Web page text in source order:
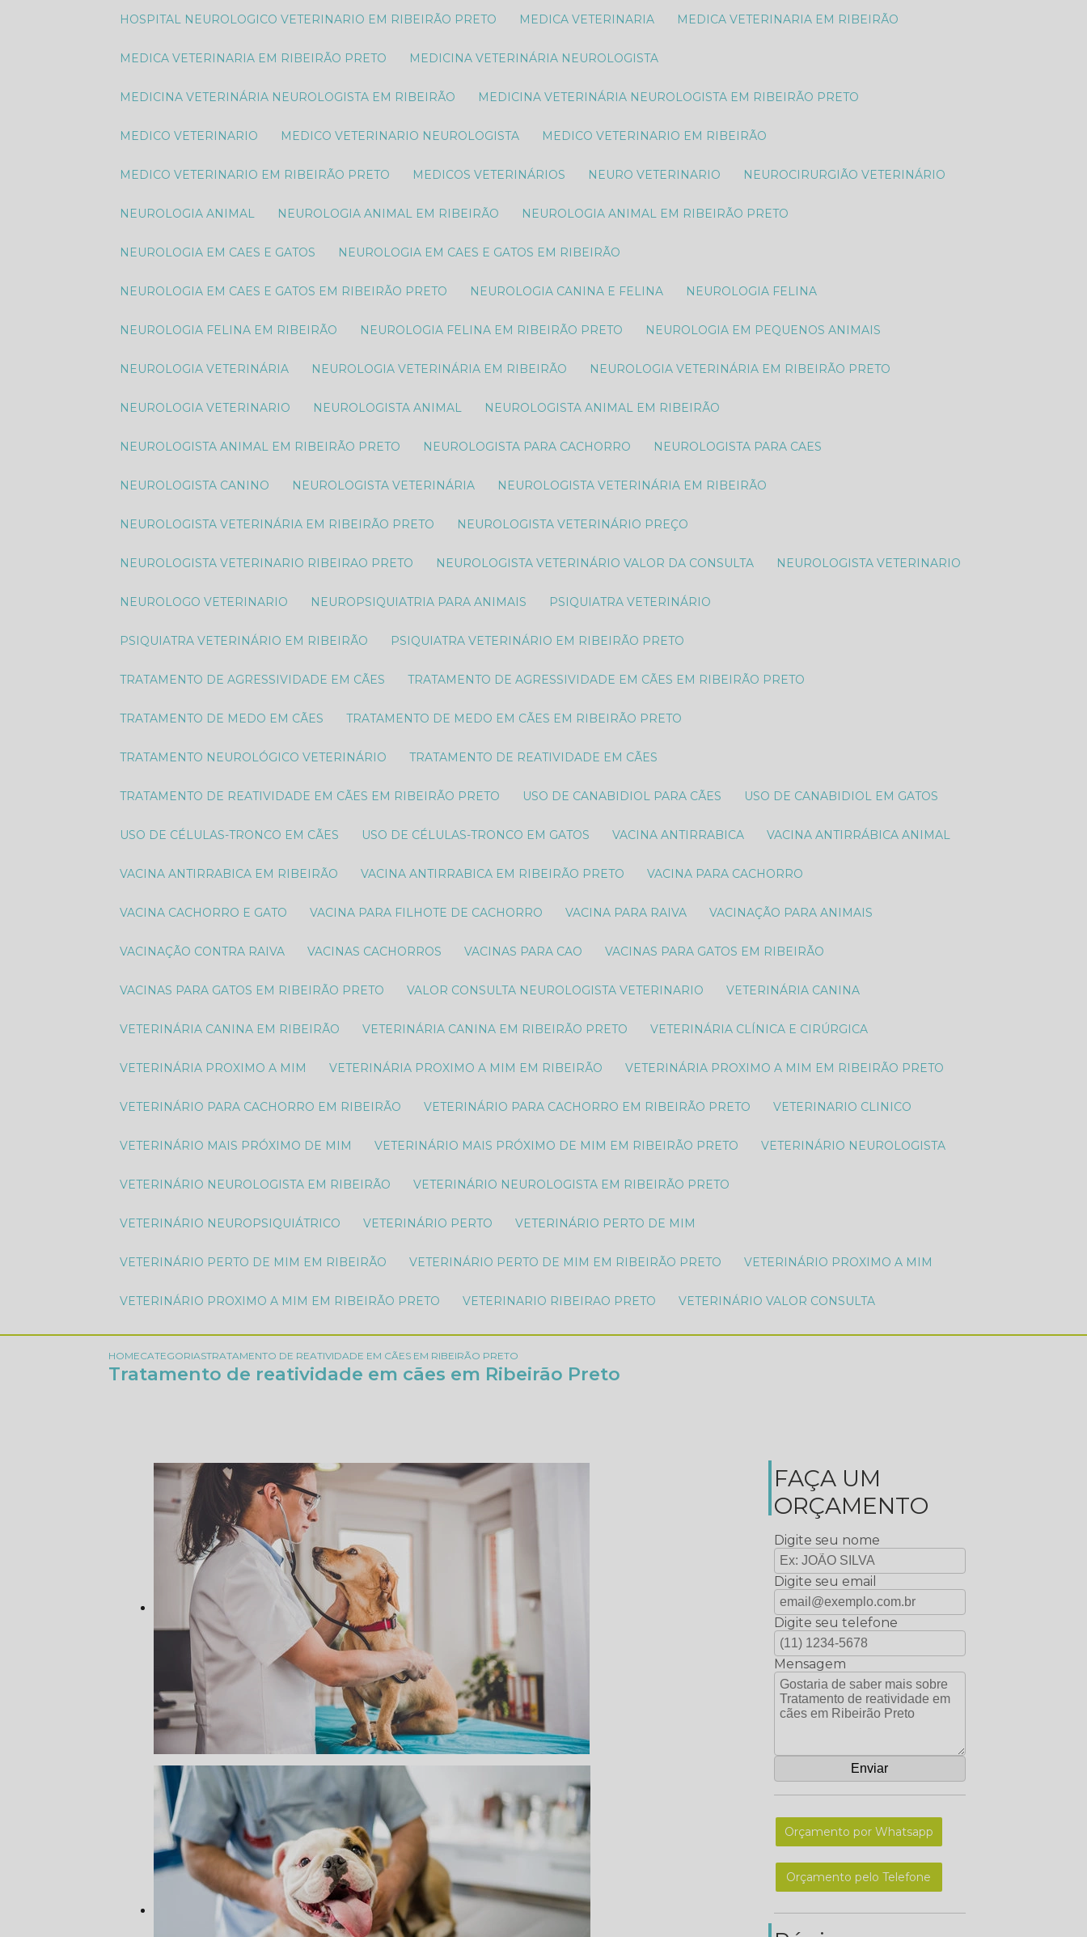
HOSPITAL NEUROLOGICO VETERINARIO EM RIBEIRÃO PRETO MEDICA VETERINARIA MEDICA VETERINARIA EM RIBEIRÃO
MEDICA VETERINARIA EM RIBEIRÃO PRETO MEDICINA VETERINÁRIA NEUROLOGISTA
MEDICINA VETERINÁRIA NEUROLOGISTA EM RIBEIRÃO MEDICINA VETERINÁRIA NEUROLOGISTA EM RIBEIRÃO PRETO
MEDICO VETERINARIO MEDICO VETERINARIO NEUROLOGISTA MEDICO VETERINARIO EM RIBEIRÃO
MEDICO VETERINARIO EM RIBEIRÃO PRETO MEDICOS VETERINÁRIOS NEURO VETERINARIO NEUROCIRURGIÃO VETERINÁRIO
NEUROLOGIA ANIMAL​ NEUROLOGIA ANIMAL​ EM RIBEIRÃO NEUROLOGIA ANIMAL​ EM RIBEIRÃO PRETO
NEUROLOGIA EM CAES E GATOS NEUROLOGIA EM CAES E GATOS EM RIBEIRÃO
NEUROLOGIA EM CAES E GATOS EM RIBEIRÃO PRETO NEUROLOGIA CANINA E FELINA NEUROLOGIA FELINA
NEUROLOGIA FELINA EM RIBEIRÃO NEUROLOGIA FELINA EM RIBEIRÃO PRETO NEUROLOGIA EM PEQUENOS ANIMAIS
NEUROLOGIA VETERINÁRIA NEUROLOGIA VETERINÁRIA EM RIBEIRÃO NEUROLOGIA VETERINÁRIA EM RIBEIRÃO PRETO
NEUROLOGIA VETERINARIO NEUROLOGISTA ANIMAL​ NEUROLOGISTA ANIMAL​ EM RIBEIRÃO
NEUROLOGISTA ANIMAL​ EM RIBEIRÃO PRETO NEUROLOGISTA PARA CACHORRO NEUROLOGISTA PARA CAES
NEUROLOGISTA CANINO NEUROLOGISTA VETERINÁRIA NEUROLOGISTA VETERINÁRIA EM RIBEIRÃO
NEUROLOGISTA VETERINÁRIA EM RIBEIRÃO PRETO NEUROLOGISTA VETERINÁRIO PREÇO
NEUROLOGISTA VETERINARIO RIBEIRAO PRETO​ NEUROLOGISTA VETERINÁRIO VALOR DA CONSULTA NEUROLOGISTA VETERINARIO​
NEUROLOGO VETERINARIO NEUROPSIQUIATRIA PARA ANIMAIS PSIQUIATRA VETERINÁRIO
PSIQUIATRA VETERINÁRIO EM RIBEIRÃO PSIQUIATRA VETERINÁRIO EM RIBEIRÃO PRETO
TRATAMENTO DE AGRESSIVIDADE EM CÃES TRATAMENTO DE AGRESSIVIDADE EM CÃES EM RIBEIRÃO PRETO
TRATAMENTO DE MEDO EM CÃES TRATAMENTO DE MEDO EM CÃES EM RIBEIRÃO PRETO
TRATAMENTO NEUROLÓGICO VETERINÁRIO TRATAMENTO DE REATIVIDADE EM CÃES
TRATAMENTO DE REATIVIDADE EM CÃES EM RIBEIRÃO PRETO USO DE CANABIDIOL PARA CÃES USO DE CANABIDIOL EM GATOS
USO DE CÉLULAS-TRONCO EM CÃES USO DE CÉLULAS-TRONCO EM GATOS VACINA ANTIRRABICA VACINA ANTIRRÁBICA ANIMAL
VACINA ANTIRRABICA EM RIBEIRÃO VACINA ANTIRRABICA EM RIBEIRÃO PRETO VACINA PARA CACHORRO
VACINA CACHORRO E GATO VACINA PARA FILHOTE DE CACHORRO VACINA PARA RAIVA VACINAÇÃO PARA ANIMAIS
VACINAÇÃO CONTRA RAIVA VACINAS CACHORROS VACINAS PARA CAO VACINAS PARA GATOS EM RIBEIRÃO
VACINAS PARA GATOS EM RIBEIRÃO PRETO VALOR CONSULTA NEUROLOGISTA VETERINARIO VETERINÁRIA CANINA
VETERINÁRIA CANINA EM RIBEIRÃO VETERINÁRIA CANINA EM RIBEIRÃO PRETO VETERINÁRIA CLÍNICA E CIRÚRGICA
VETERINÁRIA PROXIMO A MIM VETERINÁRIA PROXIMO A MIM EM RIBEIRÃO VETERINÁRIA PROXIMO A MIM EM RIBEIRÃO PRETO
VETERINÁRIO PARA CACHORRO EM RIBEIRÃO VETERINÁRIO PARA CACHORRO EM RIBEIRÃO PRETO VETERINARIO CLINICO
VETERINÁRIO MAIS PRÓXIMO DE MIM VETERINÁRIO MAIS PRÓXIMO DE MIM EM RIBEIRÃO PRETO VETERINÁRIO NEUROLOGISTA
VETERINÁRIO NEUROLOGISTA EM RIBEIRÃO VETERINÁRIO NEUROLOGISTA EM RIBEIRÃO PRETO
VETERINÁRIO NEUROPSIQUIÁTRICO VETERINÁRIO PERTO VETERINÁRIO PERTO DE MIM
VETERINÁRIO PERTO DE MIM EM RIBEIRÃO VETERINÁRIO PERTO DE MIM EM RIBEIRÃO PRETO VETERINÁRIO PROXIMO A MIM
VETERINÁRIO PROXIMO A MIM EM RIBEIRÃO PRETO VETERINARIO RIBEIRAO PRETO VETERINÁRIO VALOR CONSULTA
HOMECATEGORIASTRATAMENTO DE REATIVIDADE EM CÃES EM RIBEIRÃO PRETO
Tratamento de reatividade em cães em Ribeirão Preto
FAÇA UM
ORÇAMENTO
Digite seu nome
Digite seu email
Digite seu telefone
Mensagem
Orçamento por Whatsapp
Orçamento pelo Telefone